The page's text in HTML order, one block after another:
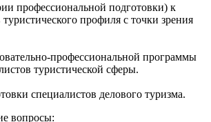
профессиональной подготовки) к
профиля с точки зрения
профессиональной программы
туристической сферы.
специалистов делового туризма.
вопросы: